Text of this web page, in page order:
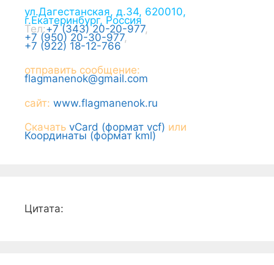
ул.Дагестанская, д.34, 620010,
г.Екатеринбург, Россия
Тел:+7 (343) 20-20-977,
+7 (950) 20-30-977,
+7 (922) 18-12-766
отправить сообщение:
flagmanenok@gmail.com
сайт: www.flagmanenok.ru
Скачать vCard (формат vcf) или
Координаты (формат kml)
Цитата: